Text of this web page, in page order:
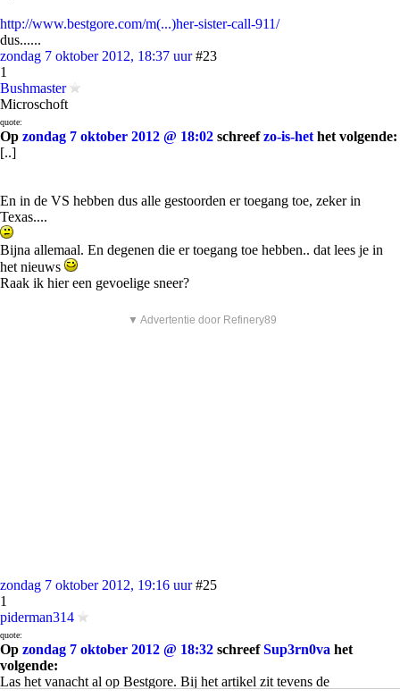
http://www.bestgore.com/m(...)her-sister-call-911/
dus......
zondag 7 oktober 2012, 18:37 uur #23
1
Bushmaster
Microschoft
quote:
Op zondag 7 oktober 2012 @ 18:02 schreefzo-is-het het volgende:
[..]
En in de VS hebben dus alle gestoorden er toegang toe, zeker in
Texas....
Bijna allemaal. En degenen die er toegang toe hebben.. dat lees je in
het nieuws
Raak ik hier een gevoelige sneer?
▼ Advertentie door Refinery89
zondag 7 oktober 2012, 19:16 uur #25
1
piderman314
quote:
Op zondag 7 oktober 2012 @ 18:32 schreefSup3rn0va het
volgende:
Las het vanacht al op Bestgore. Bij het artikel zit tevens de